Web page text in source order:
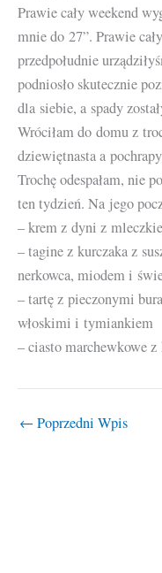
Prawie cały weekend
mnie do 27”. Prawie
przedpołudnie
podniosło skutecznie
dla siebie, a spady
Wróciłam do domu z
dziewiętnasta a
Trochę odespałam, nie
ten tydzień. Na jego
– krem z dyni z
– tagine z kurczaka z
nerkowca, miodem i
– tartę z pieczonymi
włoskimi i tymiankiem
– ciasto marchewkowe
← Poprzedni Wpis